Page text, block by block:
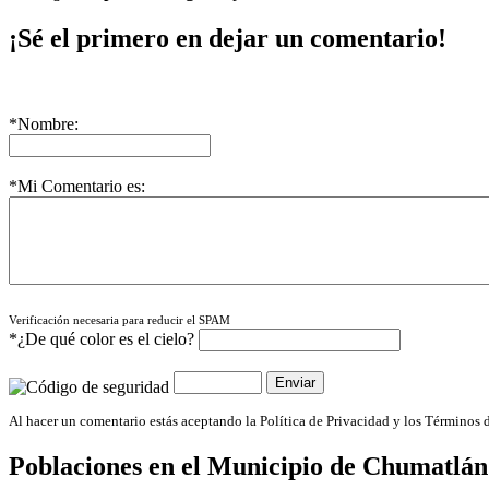
¡Sé el primero en dejar un comentario!
*Nombre:
*Mi Comentario es:
Verificación necesaria para reducir el SPAM
*¿De qué color es el cielo?
Al hacer un comentario estás aceptando la Política de Privacidad y los Términos
Poblaciones en el Municipio de Chumatlán